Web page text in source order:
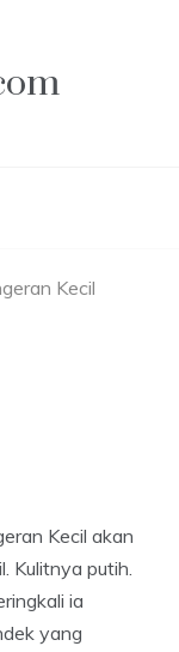
Kecil
Kecil akan
Kulitnya putih.
ia
yang